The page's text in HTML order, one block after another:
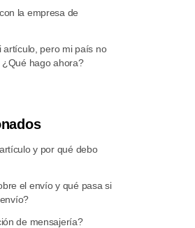
la empresa de
pero mi país no
hago ahora?
y por qué debo
el envío y qué pasa si
de mensajería?